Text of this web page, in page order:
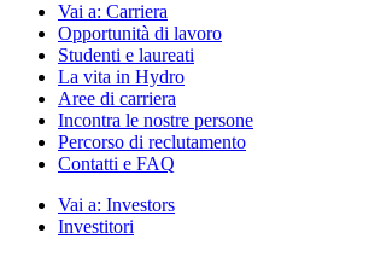
Vai a: Carriera
Opportunità di lavoro
Studenti e laureati
La vita in Hydro
Aree di carriera
Incontra le nostre persone
Percorso di reclutamento
Contatti e FAQ
Vai a: Investors
Investitori